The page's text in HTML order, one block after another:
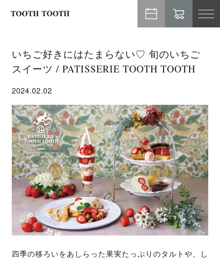
いちご好きにはたまらない♡ 旬のいちご
スイーツ / PATISSERIE TOOTH TOOTH
2024.02.02
四季の移ろいをあしらった果実たっぷりのタルトや、し